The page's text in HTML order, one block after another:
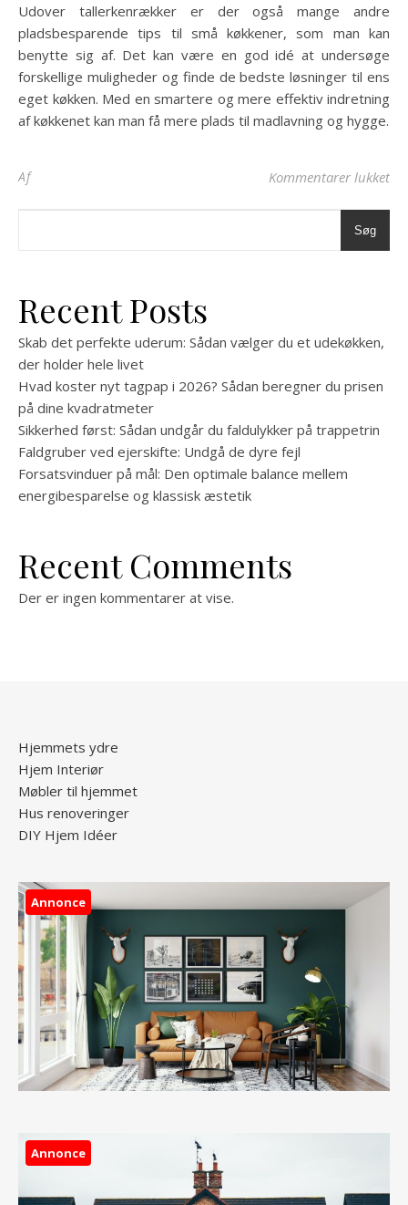
Udover tallerkenrækker er der også mange andre
pladsbesparende tips til små køkkener, som man kan
benytte sig af. Det kan være en god idé at undersøge
forskellige muligheder og finde de bedste løsninger til ens
eget køkken. Med en smartere og mere effektiv indretning
af køkkenet kan man få mere plads til madlavning og hygge.
Af Kommentarer lukkettil
Søg
Recent Posts
Skab det perfekte uderum: Sådan vælger du et udekøkken,
der holder hele livet
Hvad koster nyt tagpap i 2026? Sådan beregner du prisen
på dine kvadratmeter
Sikkerhed først: Sådan undgår du faldulykker på trappetrin
Faldgruber ved ejerskifte: Undgå de dyre fejl
Forsatsvinduer på mål: Den optimale balance mellem
energibesparelse og klassisk æstetik
Recent Comments
Der er ingen kommentarer at vise.
Hjemmets ydre
Hjem Interiør
Møbler til hjemmet
Hus renoveringer
DIY Hjem Idéer
Annonce
Annonce